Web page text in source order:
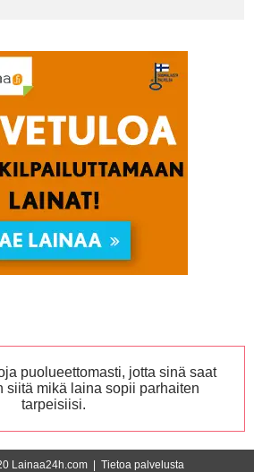
puolueettomasti, jotta sinä saat
siitä mikä laina sopii parhaiten
tarpeisiisi.
Lainaa24h.com | Tietoa palvelusta